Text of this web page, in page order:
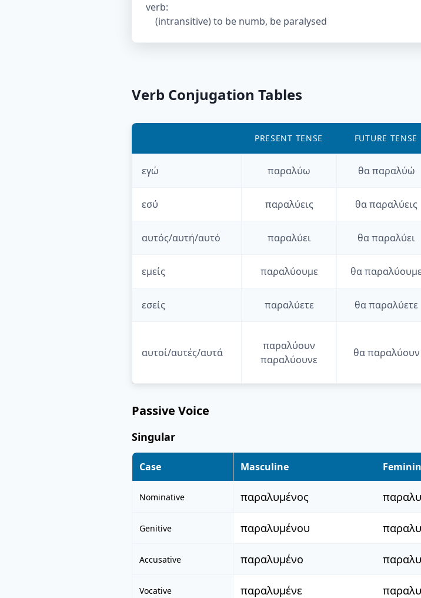
verb:
(intransitive) to be numb, be paralysed
Verb Conjugation Tables
PRESENT TENSE FUTURE TENSE
εγώ παραλύω θα παραλύώ
εσύ παραλύεις θαπαραλύεις
αυτός/αυτή/αυτό παραλύει θαπαραλύει
εμείς παραλύουμε θαπαραλύουμε
εσείς παραλύετε θαπαραλύετε
αυτοί/αυτές/αυτά
παραλύουν
παραλύουνε
θα παραλύουν
Passive Voice
Singular
Case Masculine
Nominative παραλυμένος
Genitive παραλυμένου
Accusative παραλυμένο
Vocative παραλυμένε